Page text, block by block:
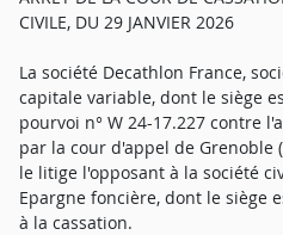
CIVILE, DU 29 JANVIER 2026
La société Decathlon France,
capitale variable, dont le siège
pourvoi n° W 24-17.227 contre
par la cour d'appel de Grenoble
le litige l'opposant à la société
Epargne foncière, dont le siège
à la cassation.